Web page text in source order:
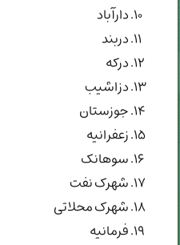
دارآباد
دربند
درکه
دزاشیب
جوزستان
زعفرانیه
سوهانک
شهرک نفت
شهرک محلاتی
فرمانیه